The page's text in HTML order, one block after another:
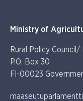
Ministry of
Rural Policy
P.O. Box 30
FI-00023